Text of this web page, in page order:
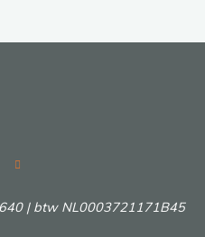
| btw NL0003721171B45